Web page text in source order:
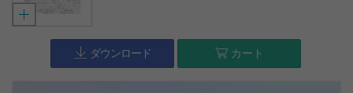
ダウンロード カート